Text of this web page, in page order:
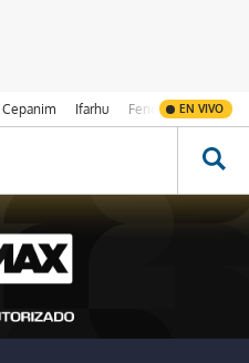
Cepanim Ifarhu Fenómeno de El
EN VIVO